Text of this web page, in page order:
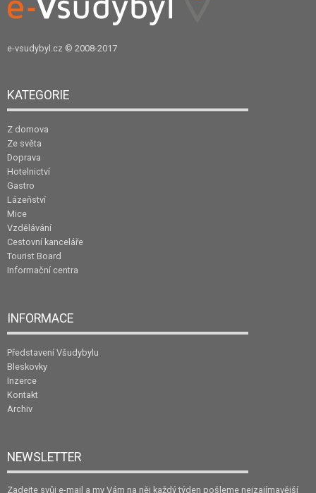
e-vsudybyl.cz © 2008-2017
KATEGORIE
Z domova
Ze světa
Doprava
Hotelnictví
Gastro
Lázeňství
Mice
Vzdělávání
Cestovní kanceláře
Tourist Board
Informační centra
INFORMACE
Představení Všudybylu
Bleskovky
Inzerce
Kontakt
Archiv
NEWSLETTER
Zadejte svůj e-mail a my Vám na něj každý týden pošleme nejzajímavější